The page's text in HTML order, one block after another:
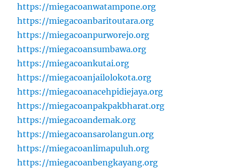
https://miegacoanwatampone.org
https://miegacoanbaritoutara.org
https://miegacoanpurworejo.org
https://miegacoansumbawa.org
https://miegacoankutai.org
https://miegacoanjailolokota.org
https://miegacoanacehpidiejaya.org
https://miegacoanpakpakbharat.org
https://miegacoandemak.org
https://miegacoansarolangun.org
https://miegacoanlimapuluh.org
https://miegacoanbengkayang.org